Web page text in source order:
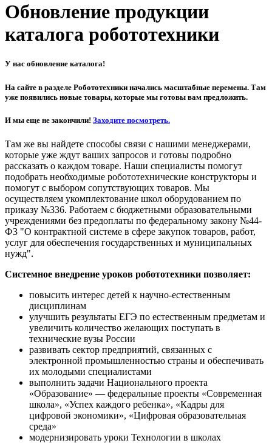
Обновление продукции
каталога робототехники
У нас обновление каталога!
На сайте в разделе Робототехники начались масштабные перемены. Там
уже появились новые товары, которые мы готовы вам предложить.
И мы еще не закончили! Заходите посмотреть.
Там же вы найдете способы связи с нашими менеджерами,
которые уже ждут ваших запросов и готовы подробно
рассказать о каждом товаре. Наши специалисты помогут
подобрать необходимые робототехнические конструкторы и
помогут с выбором сопутствующих товаров. Мы
осуществляем укомплектование школ оборудованием по
приказу №336. Работаем с бюджетными образовательными
учреждениями без предоплаты по федеральному закону №44-
Ф3 "О контрактной системе в сфере закупок товаров, работ,
услуг для обеспечения государственных и муниципальных
нужд".
Системное внедрение уроков робототехники позволяет:
повысить интерес детей к научно-естественным
дисциплинам
улучшить результаты ЕГЭ по естественным предметам и
увеличить количество желающих поступать в
технические вузы России
развивать сектор предприятий, связанных с
электронной промышленностью страны и обеспечивать
их молодыми специалистами
выполнить задачи Национального проекта
«Образование» — федеральные проекты «Современная
школа», «Успех каждого ребенка», «Кадры для
цифровой экономики», «Цифровая образовательная
среда»
модернизировать уроки Технологии в школах